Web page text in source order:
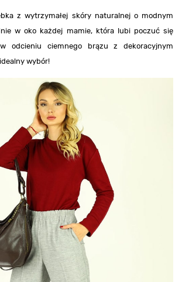
z wytrzymałej skóry naturalnej o modnym
w oko każdej mamie, która lubi poczuć się
odcieniu ciemnego brązu z dekoracyjnym
wybór!